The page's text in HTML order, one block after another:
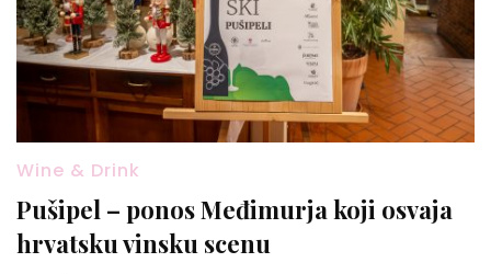
Wine & Drink
Pušipel – ponos Međimurja koji osvaja
hrvatsku vinsku scenu